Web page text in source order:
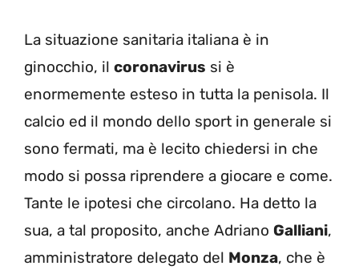
La situazione sanitaria italiana è in
ginocchio, il coronavirus si è
enormemente esteso in tutta la penisola. Il
calcio ed il mondo dello sport in generale si
sono fermati, ma è lecito chiedersi in che
modo si possa riprendere a giocare e come.
Tante le ipotesi che circolano. Ha detto la
sua, a tal proposito, anche Adriano Galliani,
amministratore delegato del Monza, che è